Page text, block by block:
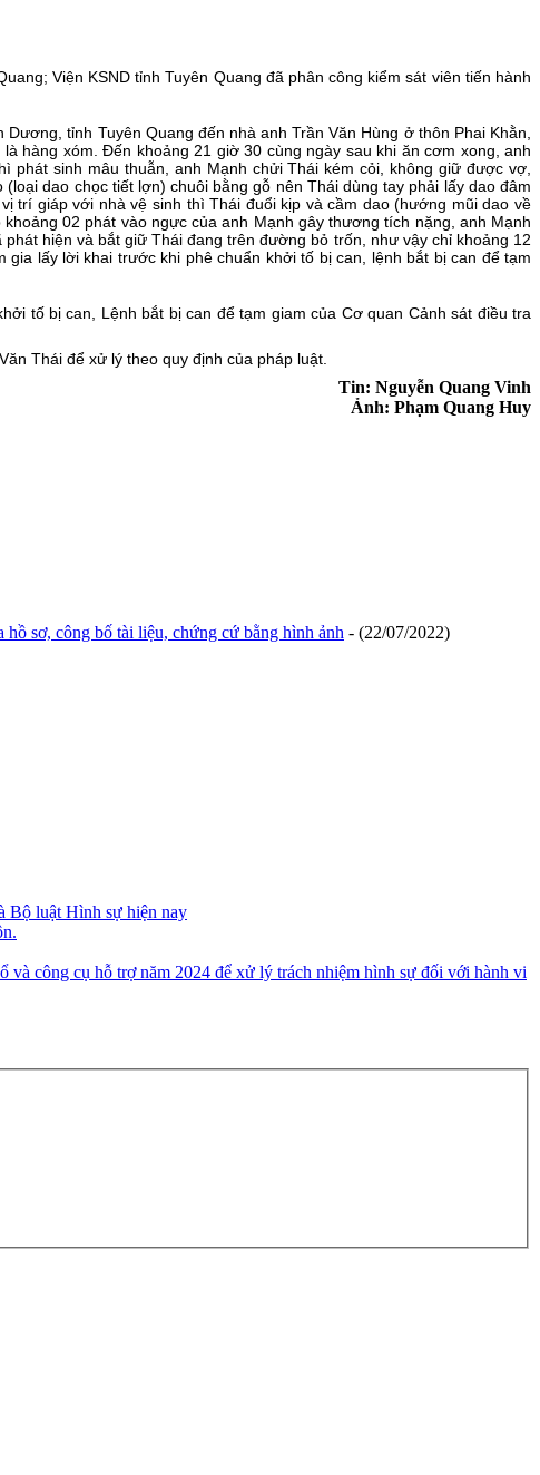
Viện KSND tỉnh Tuyên Quang đã phân công kiểm sát viên tiến hành
tỉnh Tuyên Quang đến nhà anh Trần Văn Hùng ở thôn Phai Khằn,
hàng xóm. Đến khoảng 21 giờ 30 cùng ngày sau khi ăn cơm xong, anh
sinh mâu thuẫn, anh Mạnh chửi Thái kém cỏi, không giữ được vợ,
dao chọc tiết lợn) chuôi bằng gỗ nên Thái dùng tay phải lấy dao đâm
trí giáp với nhà vệ sinh thì Thái đuổi kịp và cầm dao (hướng mũi dao về
02 phát vào ngực của anh Mạnh gây thương tích nặng, anh Mạnh
hiện và bắt giữ Thái đang trên đường bỏ trốn, như vậy chỉ khoảng 12
lấy lời khai trước khi phê chuẩn khởi tố bị can, lệnh bắt bị can để tạm
tố bị can, Lệnh bắt bị can để tạm giam của Cơ quan Cảnh sát điều tra
Thái để xử lý theo quy định của pháp luật.
Tin: Nguyễn Quang Vinh
Ảnh: Phạm Quang Huy
sơ, công bố tài liệu, chứng cứ bằng hình ảnh - (22/07/2022)
Bộ luật Hình sự hiện nay
công cụ hỗ trợ năm 2024 để xử lý trách nhiệm hình sự đối với hành vi